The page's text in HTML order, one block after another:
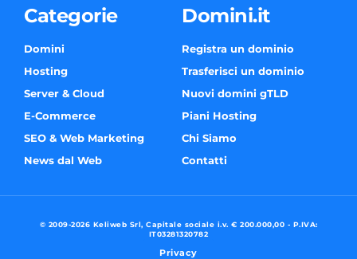
Categorie
Domini
Hosting
Server & Cloud
E-Commerce
SEO & Web Marketing
News dal Web
Domini.it
Registra un dominio
Trasferisci un dominio
Nuovi domini gTLD
Piani Hosting
Chi Siamo
Contatti
© 2009-2026 Keliweb Srl, Capitale sociale i.v. € 200.000,00 - P.IVA:
IT03281320782
Privacy